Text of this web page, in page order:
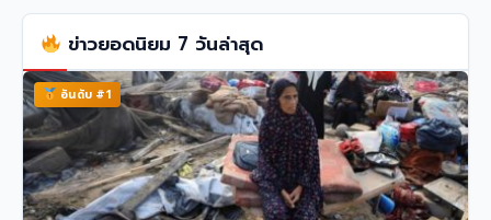
ข่าวยอดนิยม 7 วันล่าสุด
อันดับ #1